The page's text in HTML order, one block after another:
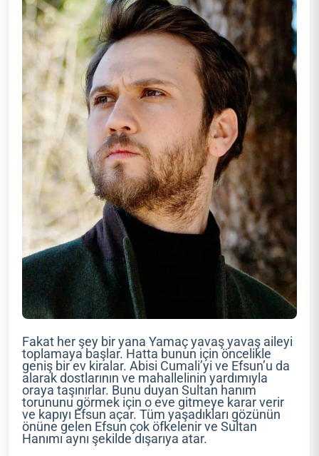
Fakat her şey bir yana Yamaç yavaş yavaş aileyi
toplamaya başlar. Hatta bunun için öncelikle
geniş bir ev kiralar. Abisi Cumali’yi ve Efsun’u da
alarak dostlarının ve mahallelinin yardımıyla
oraya taşınırlar. Bunu duyan Sultan hanım
torununu görmek için o eve gitmeye karar verir
ve kapıyı Efsun açar. Tüm yaşadıkları gözünün
önüne gelen Efsun çok öfkelenir ve Sultan
Hanımı aynı şekilde dışarıya atar.